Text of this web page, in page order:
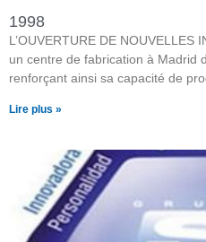
1998
L’OUVERTURE DE NOUVELLES
un centre de fabrication à Madrid
renforçant ainsi sa capacité de
Lire plus »